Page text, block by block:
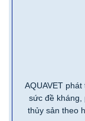
AQUAVET
sức đề kháng,
thủy sản theo